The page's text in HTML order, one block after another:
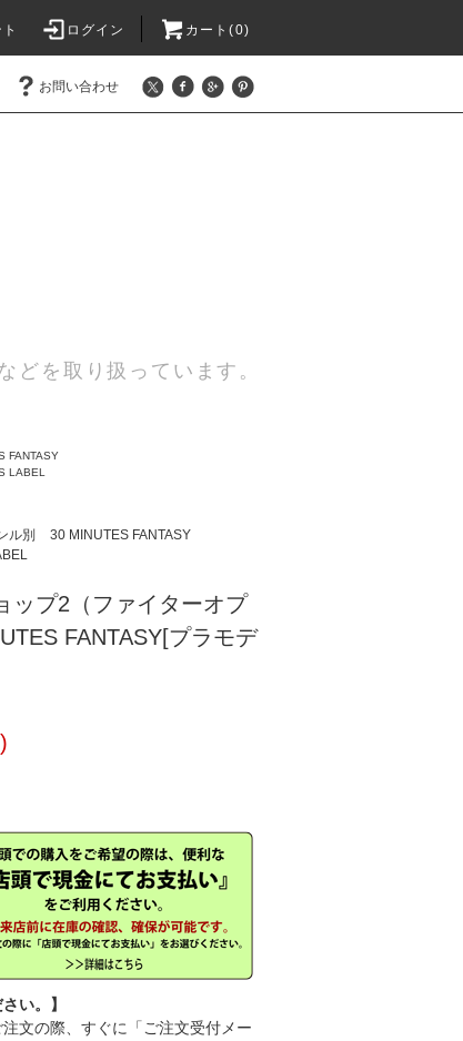
ログイン カート(0)
お問い合わせ
どを取り扱っています。
FANTASY
LABEL
ル別
30 MINUTES FANTASY
ップ2（ファイターオプ
FANTASY[プラモデ
い。】
文の際、すぐに「ご注文受付メー